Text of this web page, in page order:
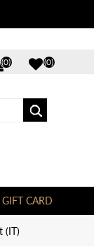
(0) (0)
GIFT CARD
(IT)